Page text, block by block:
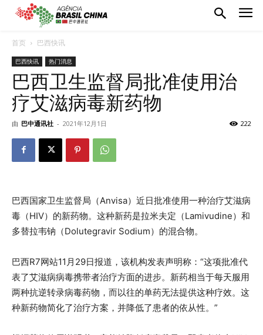
首页 巴西快讯
巴西快讯 热门消息
巴西卫生监督局批准使用治
疗艾滋病毒新药物
由 巴中通讯社 - 2021年12月1日 222
巴西国家卫生监督局（Anvisa）近日批准使用一种治疗艾滋病
毒（HIV）的新药物。这种新药是拉米夫定（Lamivudine）和
多替拉韦钠（Dolutegravir Sodium）的混合物。
巴西R7网站11月29日报道，该机构发表声明称：“这项批准代
表了艾滋病病毒携带者治疗方面的进步。新药相当于每天服用
两种抗逆转录病毒药物，而以往的单药无法提供这种疗效。这
种新药物简化了治疗方案，并降低了患者的依从性。”